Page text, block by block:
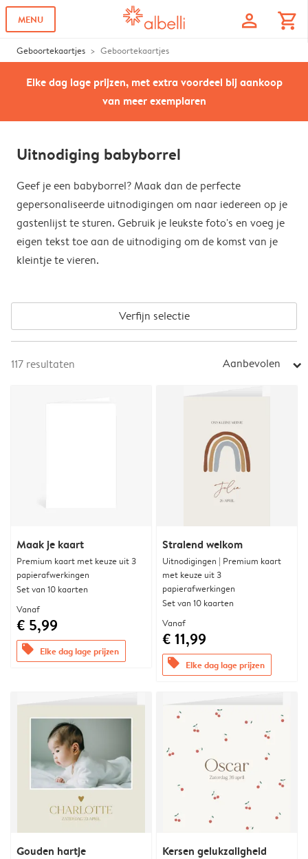
MENU profile shopping_cart
Geboortekaartjes Geboortekaartjes
Elke dag lage prijzen, met extra voordeel bij aankoop
van meer exemplaren
Uitnodiging babyborrel
Geef je een babyborrel? Maak dan de perfecte
gepersonaliseerde uitnodigingen om naar iedereen op je
gastenlijst te sturen. Gebruik je leukste foto's en voeg je
eigen tekst toe aan de uitnodiging om de komst van je
kleintje te vieren.
Verfijn selectie
117 resultaten Aanbevolen arrow_right
Maak je kaart
Premium kaart met keuze uit 3
papierafwerkingen
Set van 10 kaarten
Vanaf
€ 5,99
offers Elke dag lage prijzen
Stralend welkom
Uitnodigingen | Premium kaart
met keuze uit 3
papierafwerkingen
Set van 10 kaarten
Vanaf
€ 11,99
offers Elke dag lage prijzen
Gouden hartje Kersen gelukzaligheid